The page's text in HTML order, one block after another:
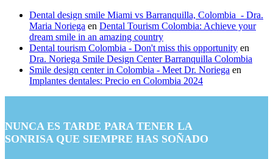
Dental design smile Miami vs Barranquilla, Colombia - Dra.
Maria Noriega en Dental Tourism Colombia: Achieve your
dream smile in an amazing country
Dental tourism Colombia - Don't miss this opportunity en
Dra. Noriega Smile Design Center Barranquilla Colombia
Smile design center in Colombia - Meet Dr. Noriega en
Implantes dentales: Precio en Colombia 2024
NUNCA ES TARDE PARA TENER LA
SONRISA QUE SIEMPRE HAS SOÑADO